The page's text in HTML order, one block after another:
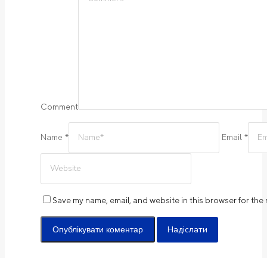
Comment
Name * Email *
Save my name, email, and website in this browser for the
Надіслати